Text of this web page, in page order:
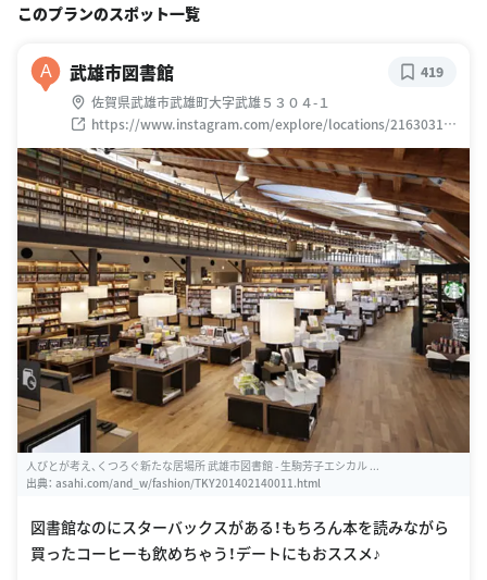
このプランのスポット一覧
A 武雄市図書館
佐賀県武雄市武雄町大字武雄５３０４-１
https://www.instagram.com/explore/locations/21630311
6
419
人びとが考え、くつろぐ新たな居場所 武雄市図書館 - 生駒芳子エシカル ...
出典： asahi.com/and_w/fashion/TKY201402140011.html
図書館なのにスターバックスがある！もちろん本を読みながら
買ったコーヒーも飲めちゃう！デートにもおススメ♪